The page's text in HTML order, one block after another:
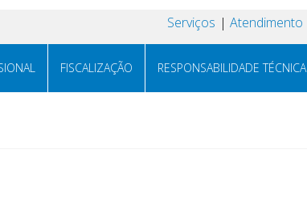
Serviços Atendimento
FISCALIZAÇÃO RESPONSABILIDADE TÉCNICA